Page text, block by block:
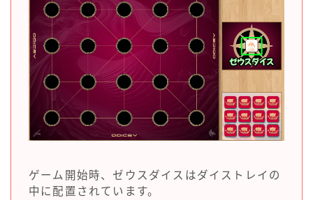
ゲーム開始時、ゼウスダイスはダイストレイの
中に配置されています。